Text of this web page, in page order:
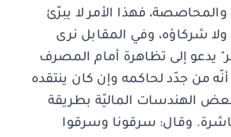
والمحاصصة، فهذا الأمر لا يبرّئ
ولا شركاؤه، وفي المقابل نرى
يدعو إلى تظاهرة أمام المصرف
من جدّد لحاكمه وإن كان ينتقده
الهندسات الماليّة بطريقة
وقال: سرقونا وسرقوا